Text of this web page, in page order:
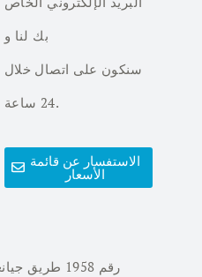
بك لنا و
سنكون على اتصال خلال
24 ساعة.
الاستفسار عن قائمة
الأسعار
رقم 1958